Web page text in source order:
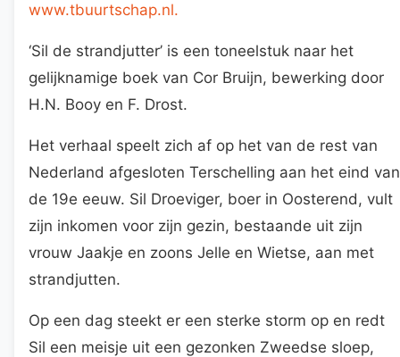
www.tbuurtschap.nl.
‘Sil de strandjutter’ is een toneelstuk naar het
gelijknamige boek van Cor Bruijn, bewerking door
H.N. Booy en F. Drost.
Het verhaal speelt zich af op het van de rest van
Nederland afgesloten Terschelling aan het eind van
de 19e eeuw. Sil Droeviger, boer in Oosterend, vult
zijn inkomen voor zijn gezin, bestaande uit zijn
vrouw Jaakje en zoons Jelle en Wietse, aan met
strandjutten.
Op een dag steekt er een sterke storm op en redt
Sil een meisje uit een gezonken Zweedse sloep,